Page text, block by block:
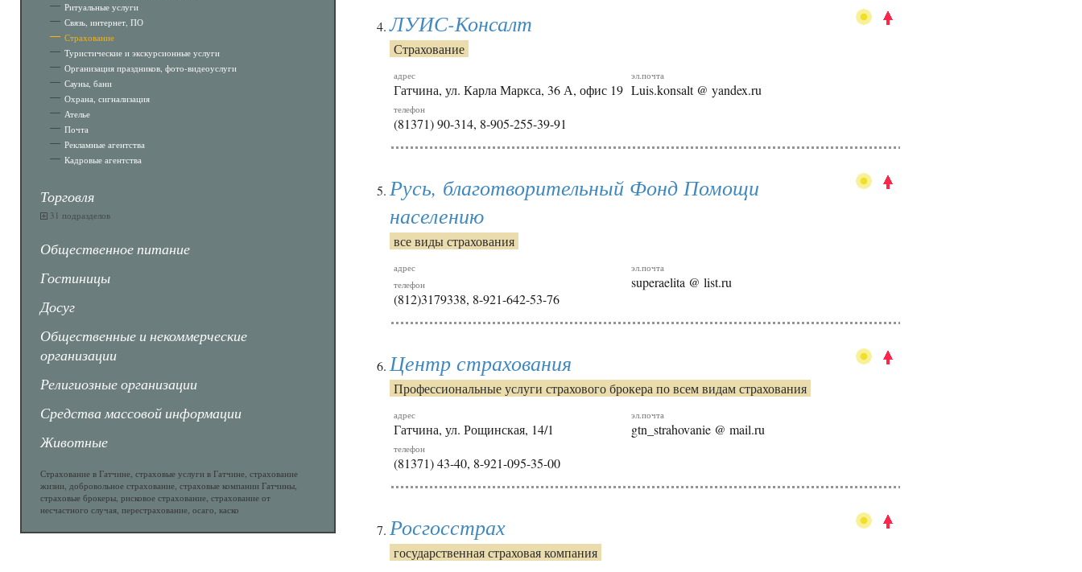
Ритуальные услуги
Связь, интернет, ПО
Страхование
Туристические и экскурсионные услуги
Организация праздников, фото-видеоуслуги
Сауны, бани
Охрана, сигнализация
Ателье
Почта
Рекламные агентства
Кадровые агентства
Торговля
31 подразделов
Общественное питание
Гостиницы
Досуг
Общественные и некоммерческие
организации
Религиозные организации
Средства массовой информации
Животные
Страхование в Гатчине, страховые услуги в Гатчине, страхование
жизни, добровольное страхование, страховые компании Гатчины,
страховые брокеры, рисковое страхование, страхование от
несчастного случая, перестрахование, осаго, каско
ЛУИС-Консалт
Страхование
адрес
Гатчина, ул. Карла Маркса, 36 А, офис 19
телефон
(81371) 90-314, 8-905-255-39-91
эл.почта
Luis.konsalt @ yandex.ru
Русь, благотворительный Фонд Помощи
населению
все виды страхования
адрес
телефон
(812)3179338, 8-921-642-53-76
эл.почта
superaelita @ list.ru
Центр страхования
Профессиональные услуги страхового брокера по всем видам страхования
адрес
Гатчина, ул. Рощинская, 14/1
телефон
(81371) 43-40, 8-921-095-35-00
эл.почта
gtn_strahovanie @ mail.ru
Росгосстрах
государственная страховая компания